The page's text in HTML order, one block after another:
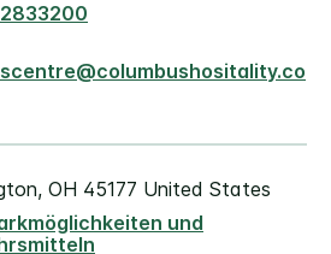
, OH 45177 United States
und